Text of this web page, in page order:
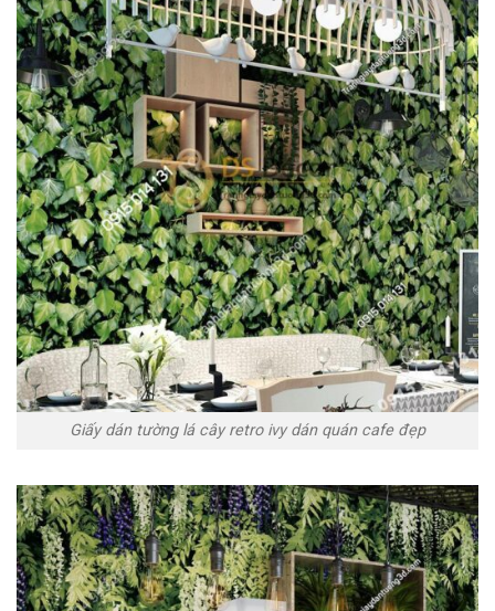
Giấy dán tường lá cây retro ivy dán quán cafe đẹp